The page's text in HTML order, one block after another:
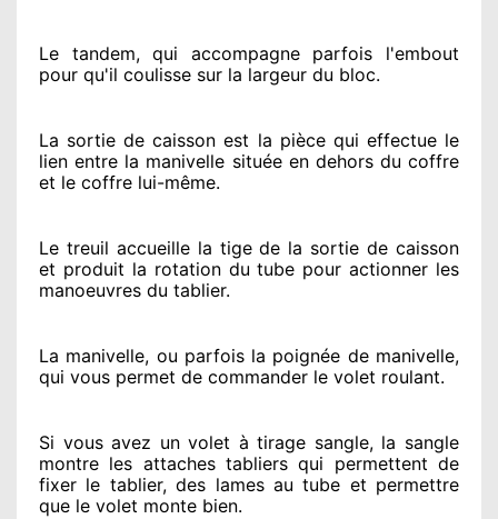
Le tandem, qui accompagne parfois l'embout
pour qu'il coulisse sur la largeur du bloc.
La sortie de caisson est la pièce qui effectuele
lien entre la manivelle situéeen dehorsdu coffre
et le coffre lui-même.
Le treuil accueille la tige de la sortie de caisson
et produit la rotation du tube pour actionner les
manoeuvres du tablier.
La manivelle, ou parfois la poignée de manivelle,
qui vous permet de commander le volet roulant.
Si vous avez un volet à tirage sangle, la sangle
montre les attaches tabliers qui permettent de
fixer le tablier, des lames au tube et permettre
que le volet monte bien.